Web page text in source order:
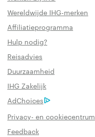
Wereldwijde IHG-merken
Affiliatieprogramma
Hulp nodig?
Reisadvies
Duurzaamheid
IHG Zakelijk
AdChoices
Privacy- en cookiecentrum
Feedback